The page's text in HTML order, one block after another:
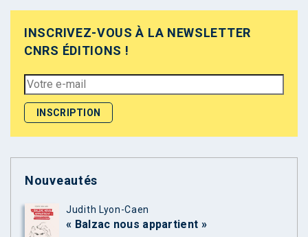
INSCRIVEZ-VOUS À LA NEWSLETTER
CNRS ÉDITIONS !
Nouveautés
Judith Lyon-Caen
« Balzac nous appartient »